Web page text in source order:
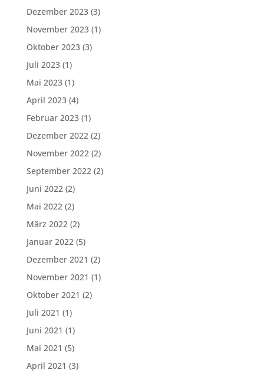
Dezember 2023(3)
November 2023(1)
Oktober 2023(3)
Juli 2023(1)
Mai 2023(1)
April 2023(4)
Februar 2023(1)
Dezember 2022(2)
November 2022(2)
September 2022(2)
Juni 2022(2)
Mai 2022(2)
März 2022(2)
Januar 2022(5)
Dezember 2021 (2)
November 2021 (1)
Oktober 2021 (2)
Juli 2021 (1)
Juni 2021 (1)
Mai 2021 (5)
April 2021 (3)